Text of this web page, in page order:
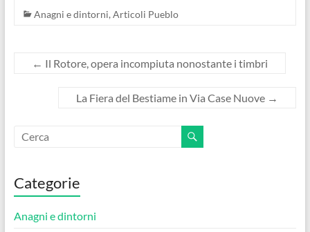
Anagni e dintorni, Articoli Pueblo
← Il Rotore, opera incompiuta nonostante i timbri
La Fiera del Bestiame in Via Case Nuove →
Categorie
Anagni e dintorni